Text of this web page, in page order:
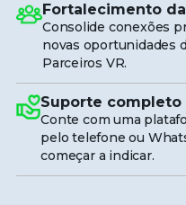
Fortalecimento
Consolide conexões
novas oportunidades
Parceiros VR.
Suporte completo
Conte com uma
pelo telefone ou
começar a indicar.